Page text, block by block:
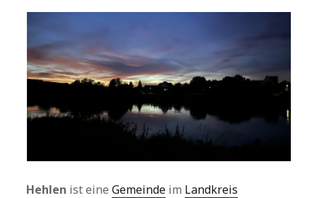
Hehlen ist eineGemeinde im Landkreis